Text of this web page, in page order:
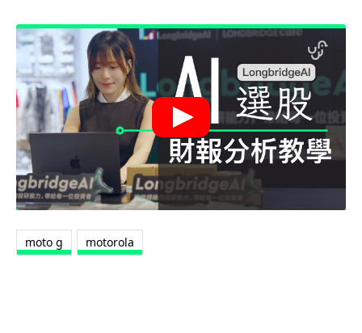
moto g motorola